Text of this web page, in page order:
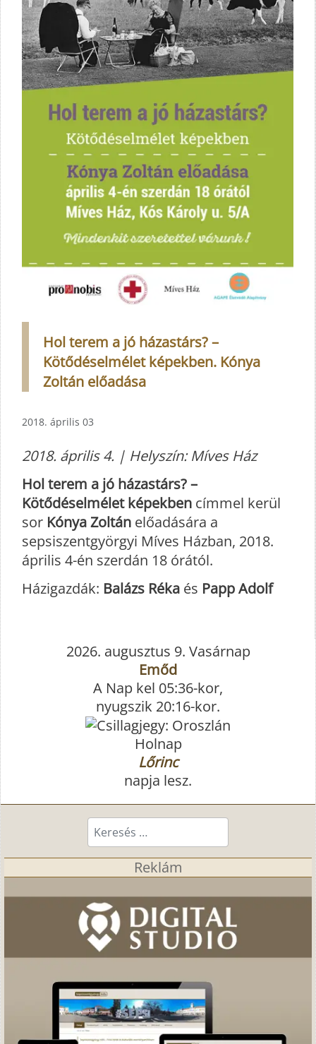
Hol terem a jó házastárs? –
Kötődéselmélet képekben. Kónya
Zoltán előadása
2018. április 03
2018. április 4. | Helyszín: Míves Ház
Hol terem a jó házastárs? –
Kötődéselmélet képekben címmel kerül
sor Kónya Zoltán előadására a
sepsiszentgyörgyi Míves Házban, 2018.
április 4-én szerdán 18 órától.
Házigazdák: Balázs Réka és Papp Adolf
2026. augusztus 9. Vasárnap
Emőd
A Nap kel 05:36-kor,
nyugszik 20:16-kor.
Holnap
Lőrinc
napja lesz.
Keresés...
Reklám